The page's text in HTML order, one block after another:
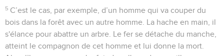
5 C’est le cas, par exemple, d’un homme qui va couper du
bois dans la forêt avec un autre homme. La hache en main, il
s'élance pour abattre un arbre. Le fer se détache du manche,
atteint le compagnon de cet homme et lui donne la mort.